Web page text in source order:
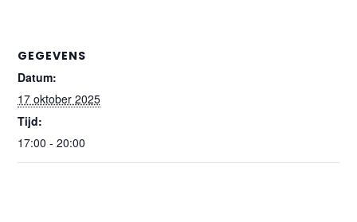
GEGEVENS
Datum:
17 oktober 2025
Tijd:
17:00 - 20:00